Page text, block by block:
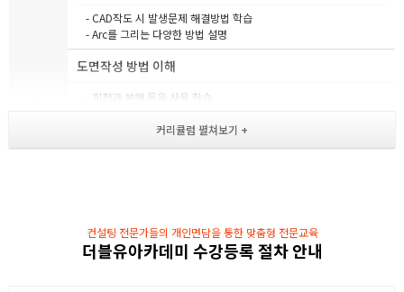
- CAD작도 시 발생문제 해결방법 학습
- Arc를 그리는 다양한 방법 설명
도면작성 방법 이해
- 회전과 분해 등을 사용 학습
- Elipse, extend, offset 활용
- Donut 사용 / 도면에 Hatch 적용하기
- 레이어의 구분과 속성일치 이해와 치수에 대한 이해
컨설팅 전문가들의 개인면담을 통한 맞춤형 전문교육
더블유아카데미 수강등록 절차 안내